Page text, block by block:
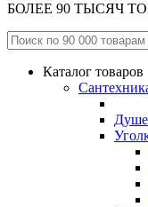
БОЛЕЕ 90 ТЫСЯЧ
Каталог товаров